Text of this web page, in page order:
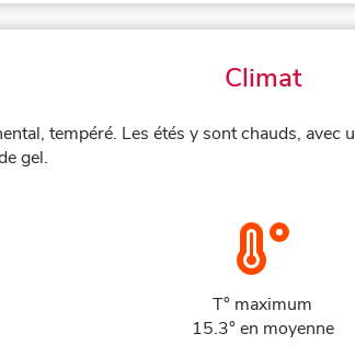
Climat
tempéré. Les étés y sont chauds, avec
gel.
T° maximum
15.3° en moyenne